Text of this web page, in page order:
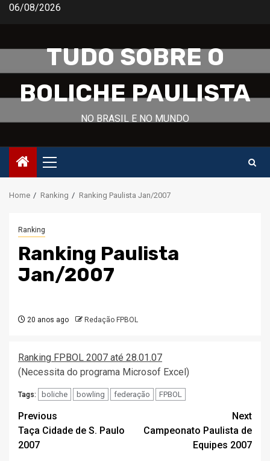
Skip06/08/2026
TUDO SOBRE O
BOLICHE PAULISTA
NO BRASIL E NO MUNDO
Primary
Menu
Home Ranking Ranking Paulista Jan/2007
Ranking
Ranking Paulista
Jan/2007
20 anos ago Redação FPBOL
Ranking FPBOL 2007 até 28.01.07
(Necessita do programa Microsof Excel)
Tags: boliche bowling federação FPBOL
Post
navigation
Previous
Taça Cidade de S. Paulo
2007
Next
Campeonato Paulista de
Equipes 2007